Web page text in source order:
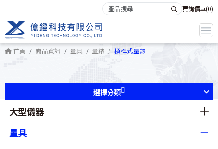
詢價車(0)
首頁 商品資訊 量具 量錶 槓桿式量錶
選擇分類
大型儀器
量具